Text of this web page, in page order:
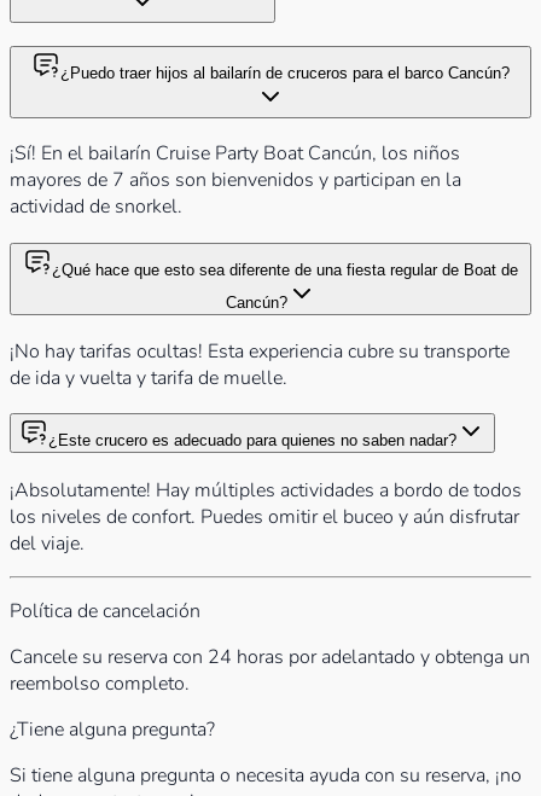
¿Puedo traer hijos al bailarín de cruceros para el barco Cancún?
¡Sí! En el bailarín Cruise Party Boat Cancún, los niños
mayores de 7 años son bienvenidos y participan en la
actividad de snorkel.
¿Qué hace que esto sea diferente de una fiesta regular de Boat de
Cancún?
¡No hay tarifas ocultas! Esta experiencia cubre su transporte
de ida y vuelta y tarifa de muelle.
¿Este crucero es adecuado para quienes no saben nadar?
¡Absolutamente! Hay múltiples actividades a bordo de todos
los niveles de confort. Puedes omitir el buceo y aún disfrutar
del viaje.
Política de cancelación
Cancele su reserva con 24 horas por adelantado y obtenga un
reembolso completo.
¿Tiene alguna pregunta?
Si tiene alguna pregunta o necesita ayuda con su reserva, ¡no